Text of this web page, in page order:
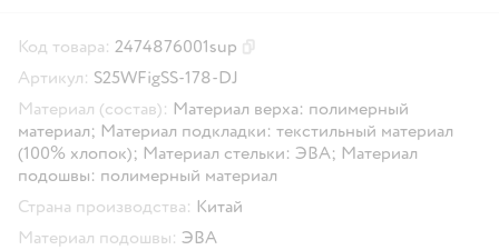
Код товара: 2474876001sup
Артикул: S25WFigSS-178-DJ
Материал (состав): Материал верха: полимерный
материал; Материал подкладки: текстильный материал
(100% хлопок); Материал стельки: ЭВА; Материал
подошвы: полимерный материал
Страна производства: Китай
Материал подошвы: ЭВА